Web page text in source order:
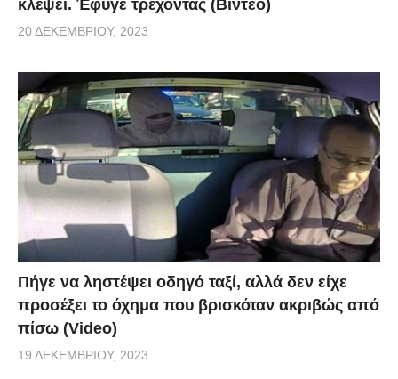
κλέψει. Έφυγε τρέχοντας (Βίντεο)
20 ΔΕΚΕΜΒΡΊΟΥ, 2023
Πήγε να ληστέψει οδηγό ταξί, αλλά δεν είχε
προσέξει το όχημα που βρισκόταν ακριβώς από
πίσω (Video)
19 ΔΕΚΕΜΒΡΊΟΥ, 2023